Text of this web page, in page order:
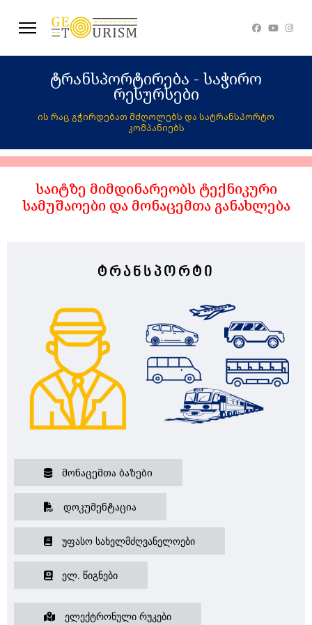
ტრანსპორტირება - საჭირო
რესურსები
ის რაც გჭირდებათ მძღოლებს და სატრანსპორტო
კომპანიებს
საიტზე მიმდინარეობს ტექნიკური
სამუშაოები და მონაცემთა განახლება
ტრანსპორტი
Მონაცემთა Ბაზები
Დოკუმენტაცია
Უფასო Სახელმძღვანელოები
Ელ. Წიგნები
Ელექტრონული Რუკები